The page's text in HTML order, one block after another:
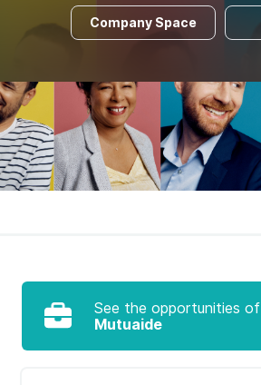
Company Space
See the opportunities of
Mutuaide